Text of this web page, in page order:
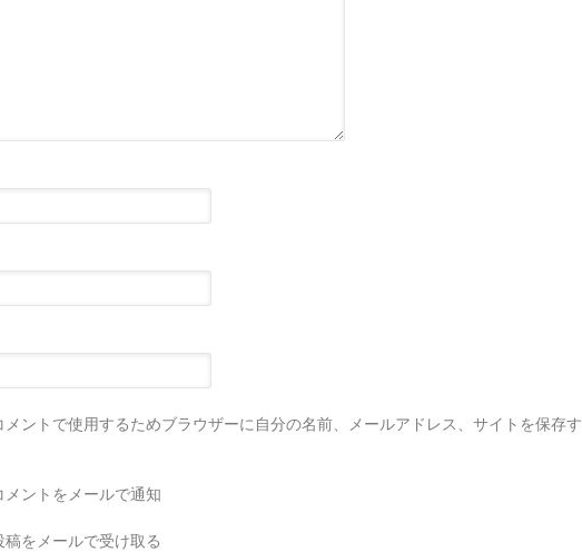
メントで使用するためブラウザーに自分の名前、メールアドレス、サイトを保存す
メントをメールで通知
稿をメールで受け取る